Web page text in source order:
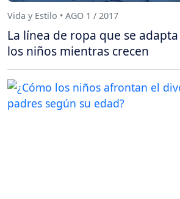
Vida y Estilo • AGO 1 / 2017
La línea de ropa que se
los niños mientras crecen